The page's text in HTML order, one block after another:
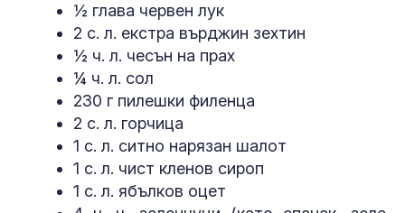
½ глава червен лук
2 с. л. екстра върджин зехтин
½ ч. л. чесън на прах
¼ ч. л. сол
230 г пилешки филенца
2 с. л. горчица
1 с. л. ситно нарязан шалот
1 с. л. чист кленов сироп
1 с. л. ябълков оцет